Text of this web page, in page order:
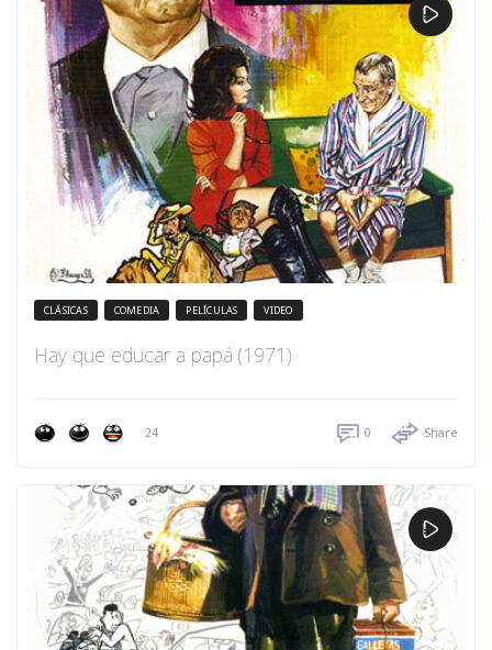
CLÁSICAS COMEDIA PELÍCULAS VIDEO
Hay que educar a papá (1971)
24 0 Share